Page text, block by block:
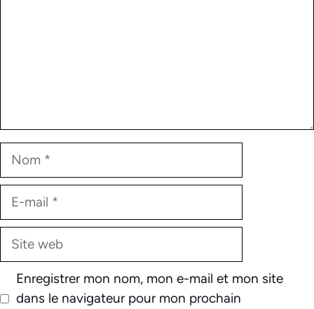
Nom
E-
Site
Enregistrer mon nom, mon e-mail et mon site
dans le navigateur pour mon prochain